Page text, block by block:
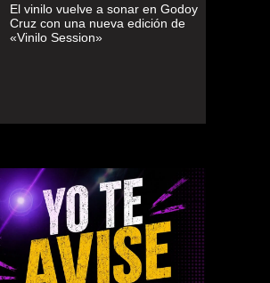
El vinilo vuelve a sonar en Godoy
Cruz con una nueva edición de
«Vinilo Session»